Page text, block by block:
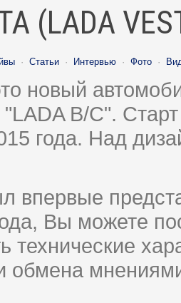
(LADA
· Статьи · Интервью · Фото ·
новый
B/C".
года. Над
впервые
Вы можете
технические
обмена